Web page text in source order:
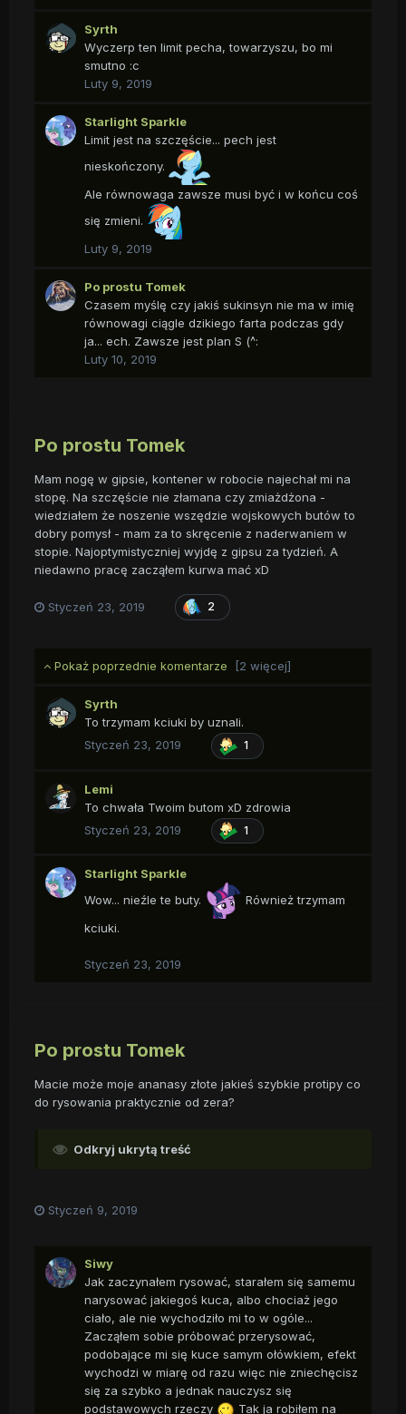
Syrth
Wyczerp ten limit pecha, towarzyszu, bo mi
smutno :c
Luty 9, 2019
Starlight Sparkle
Limit jest na szczęście... pech jest
nieskończony.
Ale równowaga zawsze musi być i w końcu coś
się zmieni.
Luty 9, 2019
Po prostu Tomek
Czasem myślę czy jakiś sukinsyn nie ma w imię
równowagi ciągle dzikiego farta podczas gdy
ja... ech. Zawsze jest plan S (^:
Luty 10, 2019
Po prostu Tomek
Mam nogę w gipsie, kontener w robocie najechał mi na
stopę. Na szczęście nie złamana czy zmiażdżona -
wiedziałem że noszenie wszędzie wojskowych butów to
dobry pomysł - mam za to skręcenie z naderwaniem w
stopie. Najoptymistyczniej wyjdę z gipsu za tydzień. A
niedawno pracę zacząłem kurwa mać xD
Styczeń 23, 2019 2
Pokaż poprzednie komentarze [2 więcej]
Syrth
To trzymam kciuki by uznali.
Styczeń 23, 2019
1
Lemi
To chwała Twoim butom xD zdrowia
Styczeń 23, 2019
1
Starlight Sparkle
Wow... nieźle te buty.
Również trzymam
kciuki.
Styczeń 23, 2019
Po prostu Tomek
Macie może moje ananasy złote jakieś szybkie protipy co
do rysowania praktycznie od zera?
Odkryj ukrytą treść
Styczeń 9, 2019
Siwy
Jak zaczynałem rysować, starałem się samemu
narysować jakiegoś kuca, albo chociaż jego
ciało, ale nie wychodziło mi to w ogóle...
Zacząłem sobie próbować przerysować,
podobające mi się kuce samym ołówkiem, efekt
wychodzi w miarę od razu więc nie zniechęcisz
się za szybko a jednak nauczysz się
podstawowych rzeczy
Tak ja robiłem na